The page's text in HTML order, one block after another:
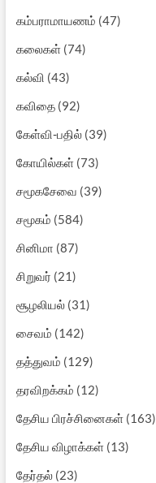
கம்பராமாயணம் (47)
கலைகள்(74)
கல்வி (43)
கவிதை(92)
கேள்வி-பதில்(39)
கோயில்கள்(73)
சமூகசேவை (39)
சமூகம் (584)
சினிமா (87)
சிறுவர் (21)
சூழலியல்(31)
சைவம் (142)
தத்துவம் (129)
தரவிறக்கம் (12)
தேசிய பிரச்சினைகள்(163)
தேசிய விழாக்கள்(13)
தேர்தல்(23)